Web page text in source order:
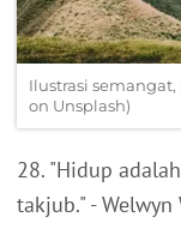
Ilustrasi
on Unsplash)
28. "Hidup
takjub." -